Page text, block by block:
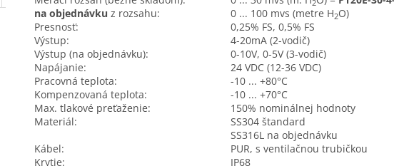
na objednávku z rozsahu:
2
0 ... 100 mvs (metre H2O)
Presnosť:
0,25% FS, 0,5% FS
Výstup:
4-20mA (2-vodič)
Výstup (na objednávku):
0-10V, 0-5V (3-vodič)
Napájanie:
24 VDC (12-36 VDC)
Pracovná teplota:
-10 ... +80°C
Kompenzovaná teplota:
-10 ... +70°C
Max. tlakové preťaženie:
150% nominálnej hodnoty
Materiál:
SS304 štandard
SS316L na objednávku
Kábel:
PUR, s ventilačnou trubičkou
Krytie:
IP68